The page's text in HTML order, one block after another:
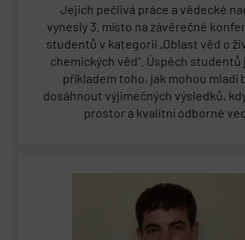
Jejich pečlivá práce a vědecké
vynesly 3. místo na závěrečné
studentů v kategorii „Oblast věd o
chemických věd“. Úspěch studentů
příkladem toho, jak mohou mladí
dosáhnout výjimečných výsledků,
prostor a kvalitní odborné